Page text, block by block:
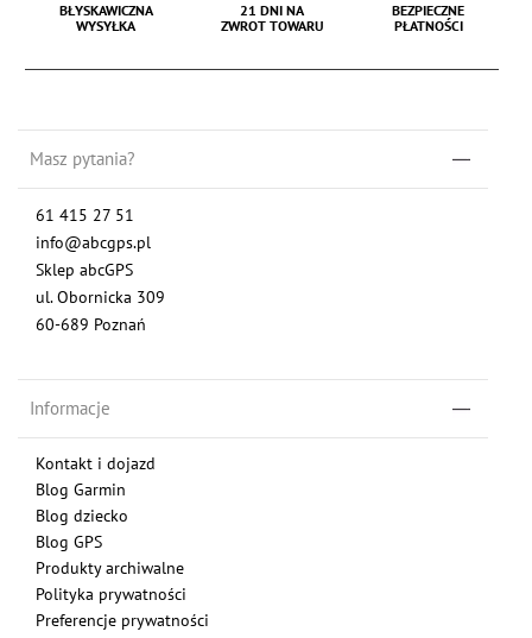
BŁYSKAWICZNA
WYSYŁKA
21 DNI NA
ZWROT TOWARU
BEZPIECZNE
PŁATNOŚCI
Masz pytania?
61 415 27 51
info@abcgps.pl
Sklep abcGPS
ul. Obornicka 309
60-689 Poznań
Informacje
Kontakt i dojazd
Blog Garmin
Blog dziecko
Blog GPS
Produkty archiwalne
Polityka prywatności
Preferencje prywatności